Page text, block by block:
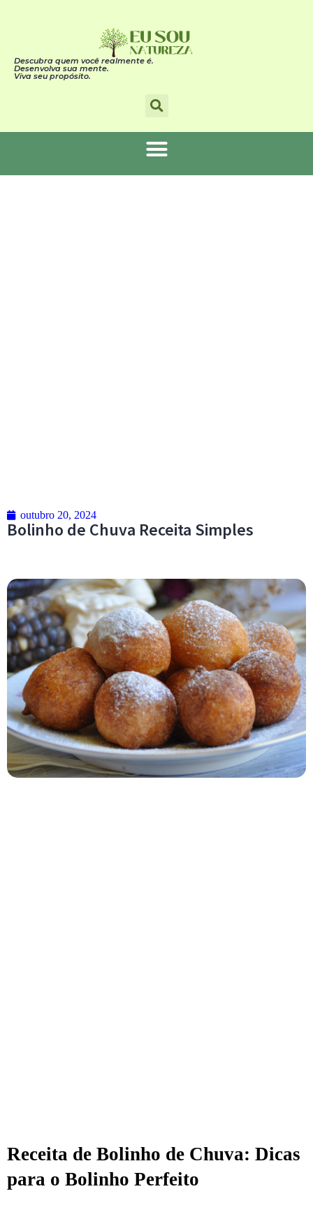
Descubra quem você realmente é.
Desenvolva sua mente.
Viva seu propósito.
outubro 20, 2024
Bolinho de Chuva Receita Simples
Receita de Bolinho de Chuva: Dicas
para o Bolinho Perfeito